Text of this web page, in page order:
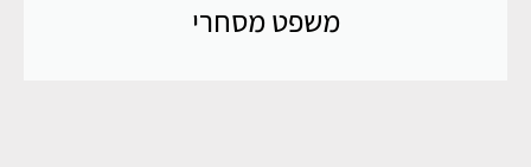
משפט מסחרי